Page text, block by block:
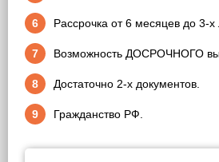
6 Рассрочка от 6 месяцев до 3-х
7 Возможность ДОСРОЧНОГО
8 Достаточно 2-х документов.
9 Гражданство РФ.